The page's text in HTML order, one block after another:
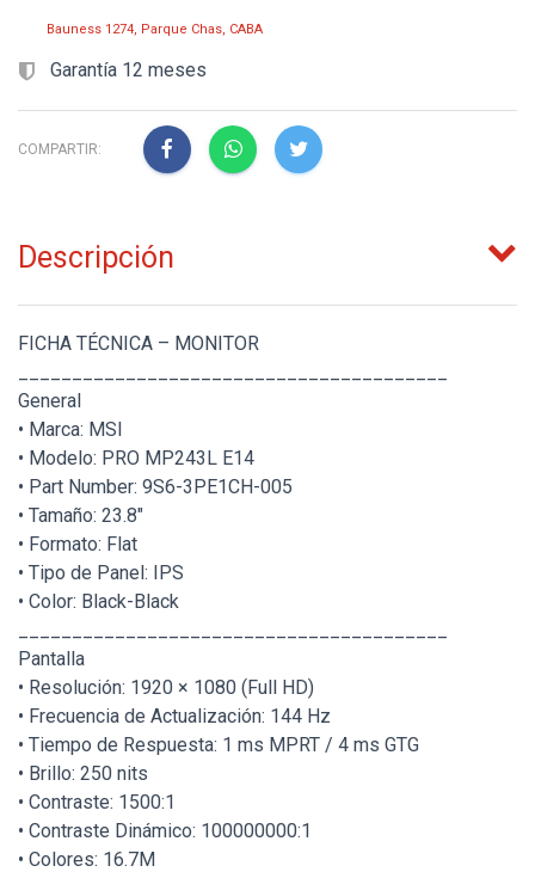
Bauness 1274, Parque Chas, CABA
Garantía 12 meses
COMPARTIR:
Descripción
FICHA TÉCNICA – MONITOR
General
• Marca: MSI
• Modelo: PRO MP243L E14
• Part Number: 9S6-3PE1CH-005
• Tamaño: 23.8"
• Formato: Flat
• Tipo de Panel: IPS
• Color: Black-Black
Pantalla
• Resolución: 1920 × 1080 (Full HD)
• Frecuencia de Actualización: 144 Hz
• Tiempo de Respuesta: 1 ms MPRT / 4 ms GTG
• Brillo: 250 nits
• Contraste: 1500:1
• Contraste Dinámico: 100000000:1
• Colores: 16.7M